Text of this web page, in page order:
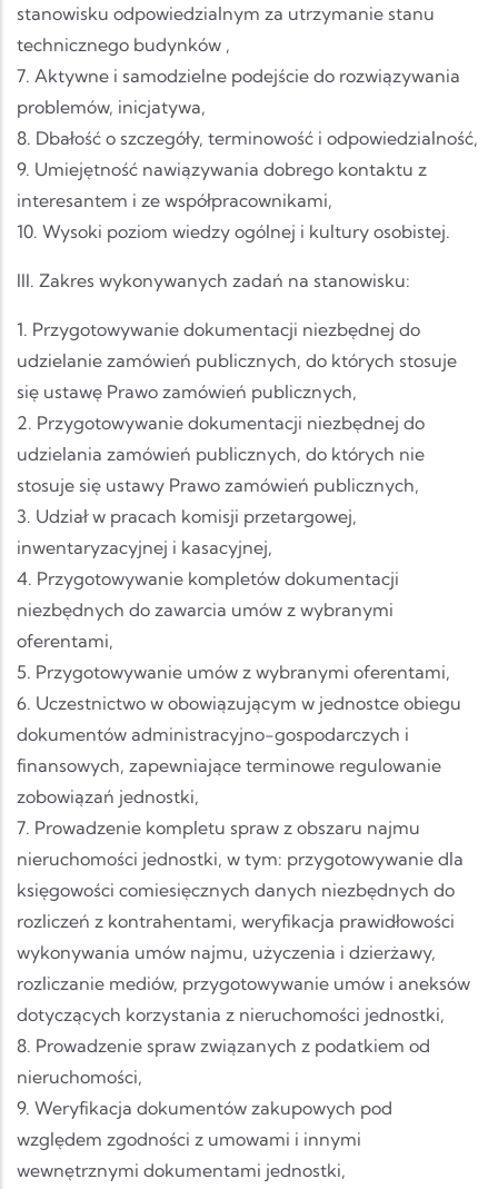
stanowisku odpowiedzialnym za utrzymanie stanu
technicznego budynków ,
7. Aktywne i samodzielne podejście do rozwiązywania
problemów, inicjatywa,
8. Dbałość o szczegóły, terminowość i odpowiedzialność,
9. Umiejętność nawiązywania dobrego kontaktu z
interesantem i ze współpracownikami,
10. Wysoki poziom wiedzy ogólnej i kultury osobistej.
III. Zakres wykonywanych zadań na stanowisku:
1. Przygotowywanie dokumentacji niezbędnej do
udzielanie zamówień publicznych, do których stosuje
się ustawę Prawo zamówień publicznych,
2. Przygotowywanie dokumentacji niezbędnej do
udzielania zamówień publicznych, do których nie
stosuje się ustawy Prawo zamówień publicznych,
3. Udział w pracach komisji przetargowej,
inwentaryzacyjnej i kasacyjnej,
4. Przygotowywanie kompletów dokumentacji
niezbędnych do zawarcia umów z wybranymi
oferentami,
5. Przygotowywanie umów z wybranymi oferentami,
6. Uczestnictwo w obowiązującym w jednostce obiegu
dokumentów administracyjno-gospodarczych i
finansowych, zapewniające terminowe regulowanie
zobowiązań jednostki,
7. Prowadzenie kompletu spraw z obszaru najmu
nieruchomości jednostki, w tym: przygotowywanie dla
księgowości comiesięcznych danych niezbędnych do
rozliczeń z kontrahentami, weryfikacja prawidłowości
wykonywania umów najmu, użyczenia i dzierżawy,
rozliczanie mediów, przygotowywanie umów i aneksów
dotyczących korzystania z nieruchomości jednostki,
8. Prowadzenie spraw związanych z podatkiem od
nieruchomości,
9. Weryfikacja dokumentów zakupowych pod
względem zgodności z umowami i innymi
wewnętrznymi dokumentami jednostki,